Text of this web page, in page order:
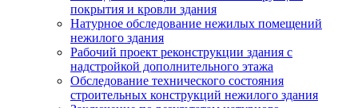
покрытия и кровли здания
Натурное обследование нежилых помещений
нежилого здания
Рабочий проект реконструкции здания с
надстройкой дополнительного этажа
Обследование технического состояния
строительных конструкций нежилого здания